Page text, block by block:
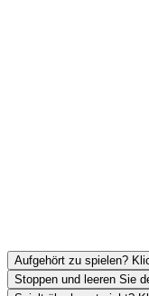
Aufgehört zu spielen?
Stoppen und leeren Sie